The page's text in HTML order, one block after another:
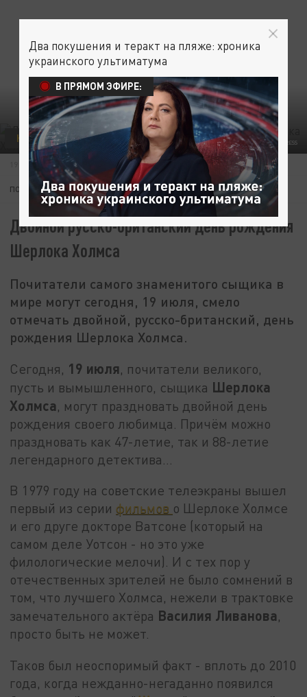
ФОТО: VYACHESLAV PANOV/GLOBALLOOKPRESS
КУЛЬТУРА КИНОМАРАФОН ЦАРЬХИТ
19 ИЮЛЯ 11:20
ПОДПИШИТЕСЬ:
Двойной русско-британский день рождения
Шерлока Холмса
Почитатели самого знаменитого сыщика в
мире могут сегодня, 19 июля, смело
отмечать двойной, русско-британский, день
рождения Шерлока Холмса.
Сегодня, 19 июля, почитатели великого,
пусть и вымышленного, сыщика Шерлока
Холмса, могут праздновать двойной день
рождения своего любимца. Причём можно
праздновать как 47-летие, так и 88-летие
легендарного детектива…
В 1979 году на советские телеэкраны вышел
первый из серии фильмов о Шерлоке Холмсе
и его друге докторе Ватсоне (который на
самом деле Уотсон - но это уже
филологические мелочи). И с тех пор у
отечественных зрителей не было сомнений в
том, что лучшего Холмса, нежели в трактовке
замечательного актёра Василия Ливанова,
просто быть не может.
Таков был неоспоримый факт - вплоть до 2010
года, когда нежданно-негаданно появился
Два покушения и теракт на пляже: хроника
украинского ультиматума
В ПРЯМОМ ЭФИРЕ: